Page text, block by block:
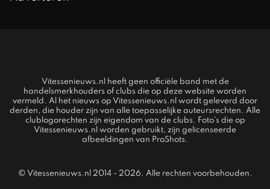
Vitessenieuws.nl heeft geen officiële band met de
handelsmerkhouders of clubs die op deze website worden
vermeld. Al het nieuws op Vitessenieuws.nl wordt geleverd door
derden, die houder zijn van alle toepasselijke auteursrechten. Alle
clublogorechten zijn eigendom van de clubs. Foto's die op
Vitessenieuws.nl worden gebruikt, zijn gelicenseerde
afbeeldingen van ProShots.
© Vitessenieuws.nl 2014 - 2026. Alle rechten voorbehouden.